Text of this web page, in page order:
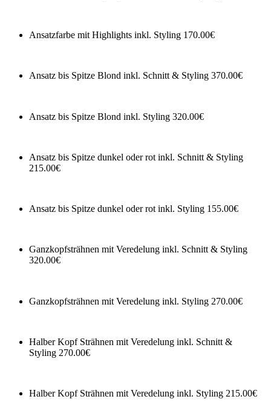
Ansatzfarbe mit Highlights inkl. Styling 170.00€
Ansatz bis Spitze Blond inkl. Schnitt & Styling 370.00€
Ansatz bis Spitze Blond inkl. Styling 320.00€
Ansatz bis Spitze dunkel oder rot inkl. Schnitt & Styling
215.00€
Ansatz bis Spitze dunkel oder rot inkl. Styling 155.00€
Ganzkopfsträhnen mit Veredelung inkl. Schnitt & Styling
320.00€
Ganzkopfsträhnen mit Veredelung inkl. Styling 270.00€
Halber Kopf Strähnen mit Veredelung inkl. Schnitt &
Styling 270.00€
Halber Kopf Strähnen mit Veredelung inkl. Styling 215.00€